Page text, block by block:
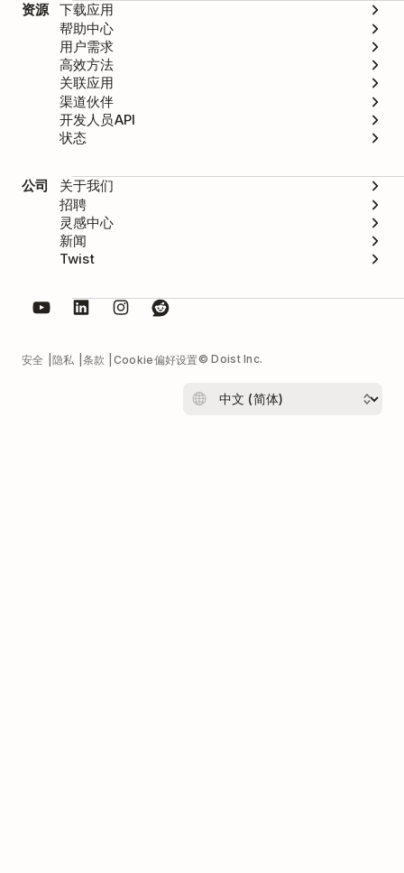
资源
下载应用
帮助中心
用户需求
高效方法
关联应用
渠道伙伴
开发人员API
状态
公司
关于我们
招聘
灵感中心
新闻
Twist
安全 隐私 条款 Cookie偏好设置© Doist Inc.